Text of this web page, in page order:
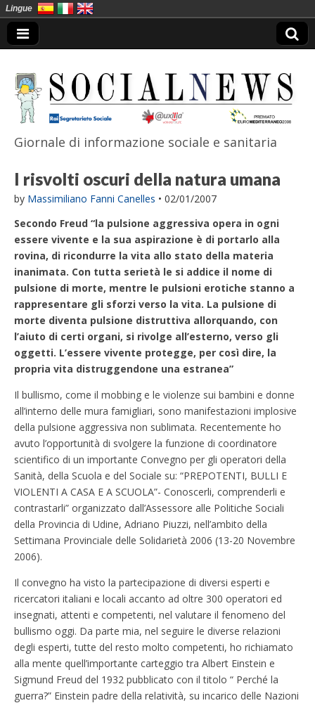
SocialNews
Giornale di informazione sociale e sanitaria
I risvolti oscuri della natura umana
by Massimiliano Fanni Canelles • 02/01/2007
Secondo Freud “la pulsione aggressiva opera in ogni
essere vivente e la sua aspirazione è di portarlo alla
rovina, di ricondurre la vita allo stato della materia
inanimata. Con tutta serietà le si addice il nome di
pulsione di morte, mentre le pulsioni erotiche stanno a
rappresentare gli sforzi verso la vita. La pulsione di
morte diventa pulsione distruttiva allorquando, con
l’aiuto di certi organi, si rivolge all’esterno, verso gli
oggetti. L’essere vivente protegge, per così dire, la
propria vita distruggendone una estranea”
Il bullismo, come il mobbing e le violenze sui bambini e donne
all’interno delle mura famigliari, sono manifestazioni implosive
della pulsione aggressiva non sublimata. Recentemente ho
avuto l’opportunità di svolgere la funzione di coordinatore
scientifico di un importante Convegno per gli operatori della
Sanità, della Scuola e del Sociale su: “PREPOTENTI, BULLI E
VIOLENTI A CASA E A SCUOLA”- Conoscerli, comprenderli e
contrastarli” organizzato dall’Assessore alle Politiche Sociali
della Provincia di Udine, Adriano Piuzzi, nell’ambito della
Settimana Provinciale delle Solidarietà 2006 (13-20 Novembre
2006).
Il convegno ha visto la partecipazione di diversi esperti e
ricercatori italiani e locali accanto ad oltre 300 operatori ed
insegnati, attenti e competenti, nel valutare il fenomeno del
bullismo oggi. Da parte mia, nel seguire le diverse relazioni
degli esperti, tutte del resto molto competenti, ho richiamato
alla mente quell’importante carteggio tra Albert Einstein e
Sigmund Freud del 1932 pubblicato con il titolo “ Perché la
guerra?” Einstein padre della relatività, su incarico delle Nazioni
Lingue